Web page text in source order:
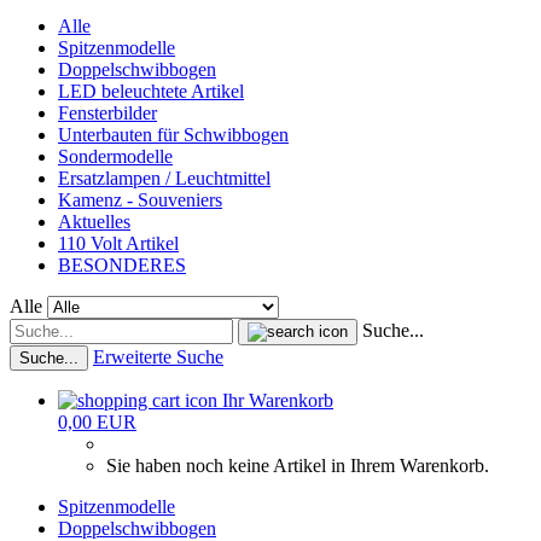
Alle
Spitzenmodelle
Doppelschwibbogen
LED beleuchtete Artikel
Fensterbilder
Unterbauten für Schwibbogen
Sondermodelle
Ersatzlampen / Leuchtmittel
Kamenz - Souveniers
Aktuelles
110 Volt Artikel
BESONDERES
Alle
Suche...
Suche... Erweiterte Suche
Ihr Warenkorb
0,00 EUR
Sie haben noch keine Artikel in Ihrem Warenkorb.
Spitzenmodelle
Doppelschwibbogen